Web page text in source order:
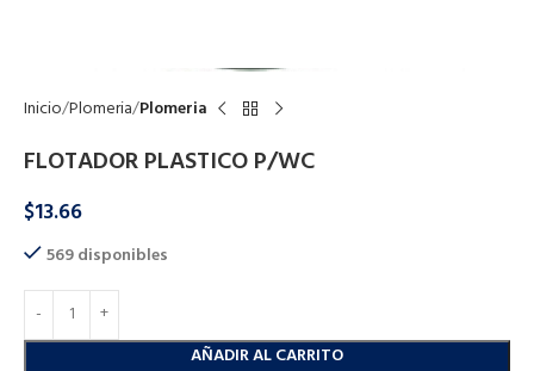
Inicio Plomeria Plomeria
FLOTADOR PLASTICO P/WC
$13.66
569 disponibles
AÑADIR AL CARRITO